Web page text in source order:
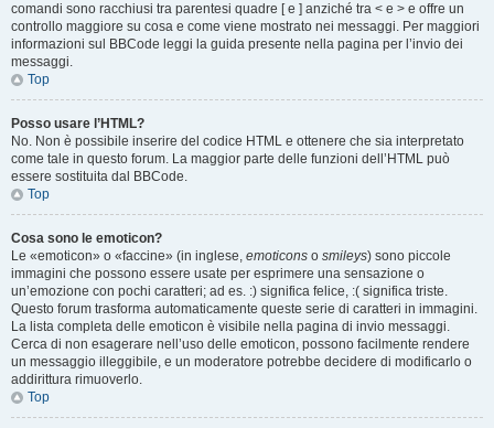
comandi sono racchiusi tra parentesi quadre [ e ] anziché tra < e > e offre un
controllo maggiore su cosa e come viene mostrato nei messaggi. Per maggiori
informazioni sul BBCode leggi la guida presente nella pagina per l’invio dei
messaggi.
Top
Posso usare l’HTML?
No. Non è possibile inserire del codice HTML e ottenere che sia interpretato
come tale in questo forum. La maggior parte delle funzioni dell’HTML può
essere sostituita dal BBCode.
Top
Cosa sono le emoticon?
Le «emoticon» o «faccine» (in inglese, emoticons o smileys) sono piccole
immagini che possono essere usate per esprimere una sensazione o
un’emozione con pochi caratteri; ad es. :) significa felice, :( significa triste.
Questo forum trasforma automaticamente queste serie di caratteri in immagini.
La lista completa delle emoticon è visibile nella pagina di invio messaggi.
Cerca di non esagerare nell’uso delle emoticon, possono facilmente rendere
un messaggio illeggibile, e un moderatore potrebbe decidere di modificarlo o
addirittura rimuoverlo.
Top